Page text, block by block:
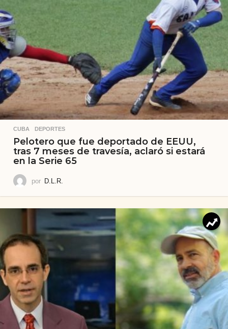
CUBA ,DEPORTES
Pelotero que fue deportado de EEUU,
tras 7 meses de travesía, aclaró si estará
en la Serie 65
por D.L.R.